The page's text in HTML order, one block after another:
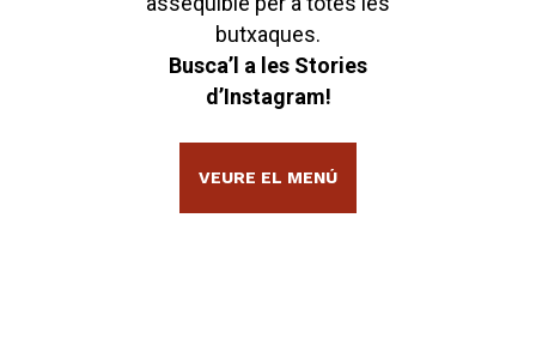
butxaques.
Busca’l a les Stories
d’Instagram!
VEURE EL MENÚ